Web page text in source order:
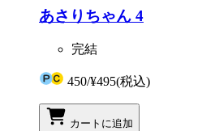
あさりちゃん 4
完結
450/¥495(税込)
カートに追加